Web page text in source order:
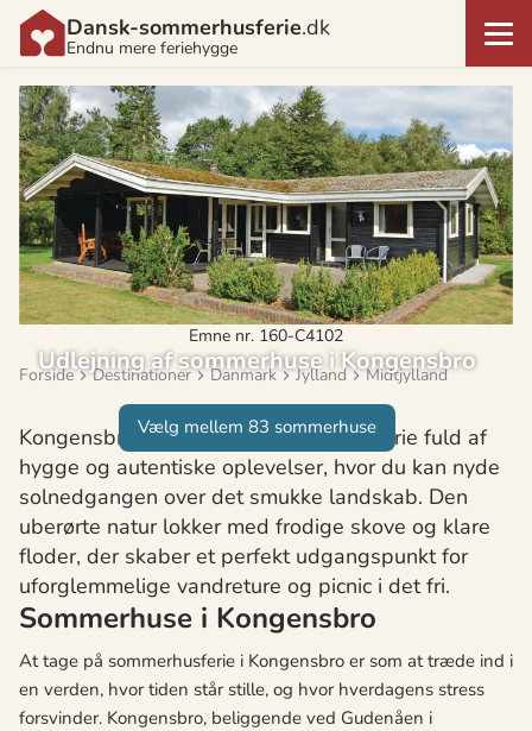
Dansk-sommerhusferie.dk
Endnu mere feriehygge
Emne nr. 160-C4102
Udlejning af sommerhuse i Kongensbro
Vælg mellem 83 sommerhuse
Forside Destinationer Danmark Jylland Midtjylland
Kongensbro byder på en sommerhusferie fuld af
hygge og autentiske oplevelser, hvor du kan nyde
solnedgangen over det smukke landskab. Den
uberørte natur lokker med frodige skove og klare
floder, der skaber et perfekt udgangspunkt for
uforglemmelige vandreture og picnic i det fri.
Sommerhuse i Kongensbro
At tage på sommerhusferie i Kongensbro er som at træde ind i
en verden, hvor tiden står stille, og hvor hverdagens stress
forsvinder. Kongensbro, beliggende ved Gudenåen i